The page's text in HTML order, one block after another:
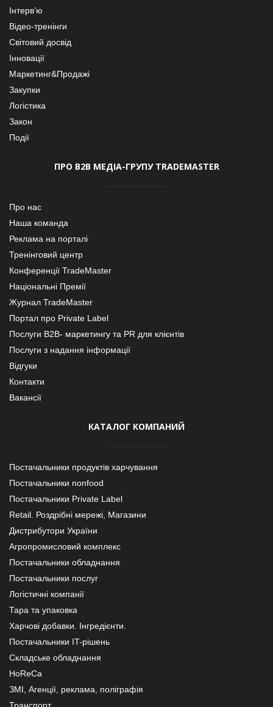
Інтерв’ю
Відео-тренінги
Світовий досвід
Інновації
Маркетинг&Продажі
Закупки
Логістика
Закон
Події
ПРО В2В МЕДІА-ГРУПУ TRADEMASTER
Про нас
Наша команда
Реклама на порталі
Тренінговий центр
Конференції TradeMaster
Національні Премії
Журнал TradeMaster
Портал про Private Label
Послуги В2В- маркетингу та PR для клієнтів
Послуги з надання інформації
Відгуки
Контакти
Вакансії
КАТАЛОГ КОМПАНИЙ
Постачальники продуктів харчування
Постачальники nonfood
Постачальники Private Label
Retail. Роздрібні мережі, Магазини
Дистрибутори України
Агропромисловий комплекс
Постачальники обладнання
Постачальники послуг
Логістичні компанії
Тара та упаковка
Харчові добавки. Інгредієнти.
Постачальники IT-рішень
Складське обладнання
HoReCa
ЗМІ, Агенції, реклама, поліграфія